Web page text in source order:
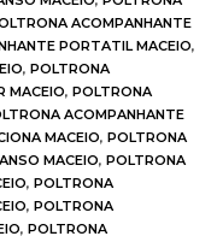
ACOMPANHANTE
PORTATIL MACEIO,
, POLTRONA
MACEIO, POLTRONA
ACOMPANHANTE
MACEIO, POLTRONA
MACEIO, POLTRONA
, POLTRONA
, POLTRONA
, POLTRONA